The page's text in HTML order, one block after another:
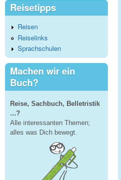
Reisetipps
Reisen
Reiselinks
Sprachschulen
Machen wir ein
Buch?
Reise, Sachbuch, Belletristik
...?
Alle interessanten Themen;
alles was Dich bewegt.